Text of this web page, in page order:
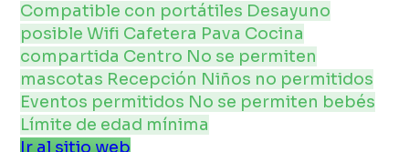
Compatible con portátiles Desayuno
posibleWifi Cafetera Pava Cocina
compartida Centro No se permiten
mascotas Recepción Niños no permitidos
Eventos permitidos No se permiten bebés
Límite de edad mínima
Ir al sitio web